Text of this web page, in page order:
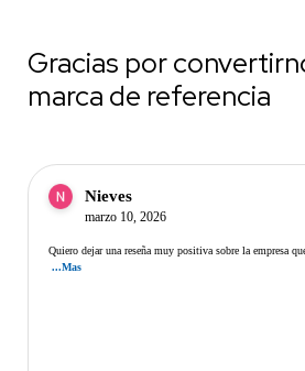
Gracias por
marca de referencia
Nieves
marzo 10, 2026
Quiero dejar una reseña muy positiva sobre la empresa
...Mas